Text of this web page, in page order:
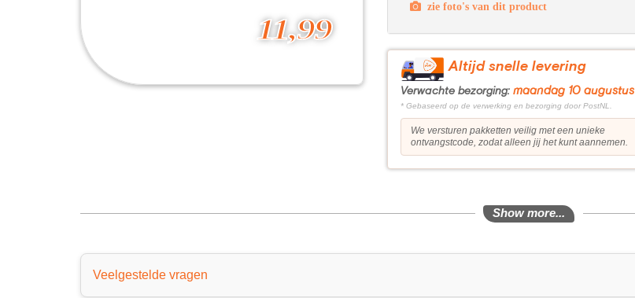
11,99
zie foto's van dit product
Altijd snelle levering
Verwachte bezorging: maandag 10 augustus
* Gebaseerd op de verwerking en bezorging door PostNL.
We versturen pakketten veilig met een unieke
ontvangstcode, zodat alleen jij het kunt aannemen.
Show more...
Veelgestelde vragen